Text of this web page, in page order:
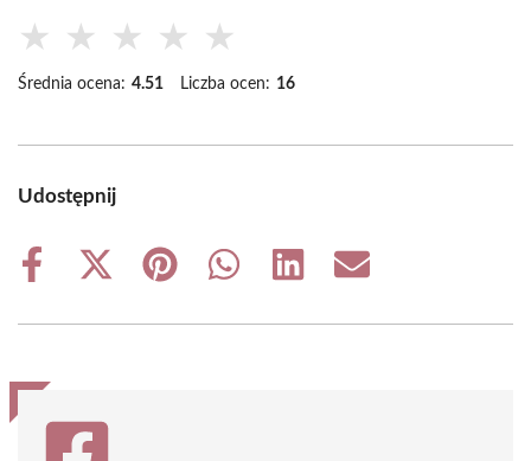
★ ★ ★ ★ ★
Średnia ocena: 4.51 Liczba ocen: 16
Udostępnij
Share
Share
(Twitter)
Share
Share
Share
Share